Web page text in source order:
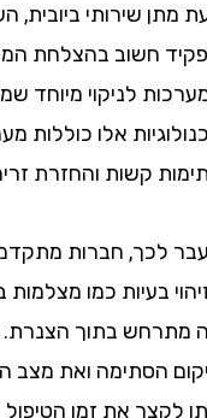
שירותי ביובית,
חשוב בהצלחת
לניקוי מיוחד
אלו כוללות
קשות והחזרת זרימת
חברות מתקדמות
בעיות כמו מצלמות
בתוך הצנרת.
ואת מצב
את זמן הטיפול